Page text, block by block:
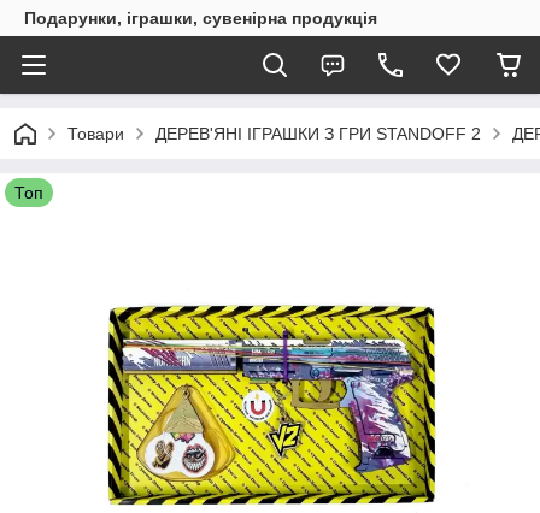
Подарунки, іграшки, сувенірна продукція
Товари ДЕРЕВ'ЯНІ ІГРАШКИ З ГРИ STANDOFF 2
Топ